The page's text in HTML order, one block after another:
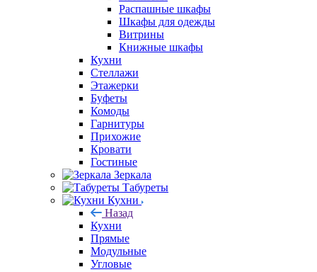
Распашные шкафы
Шкафы для одежды
Витрины
Книжные шкафы
Кухни
Стеллажи
Этажерки
Буфеты
Комоды
Гарнитуры
Прихожие
Кровати
Гостиные
Зеркала
Табуреты
Кухни
Назад
Кухни
Прямые
Модульные
Угловые